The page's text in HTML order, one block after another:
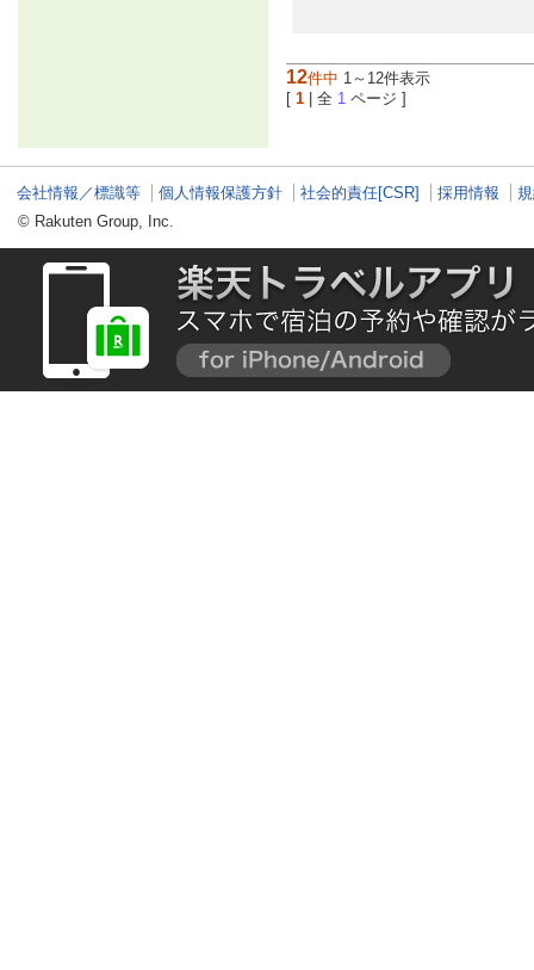
12件中 1～12件表示
[ 1 | 全 1 ページ ]
会社情報／標識等 個人情報保護方針 社会的責任[CSR] 採用情報
© Rakuten Group, Inc.